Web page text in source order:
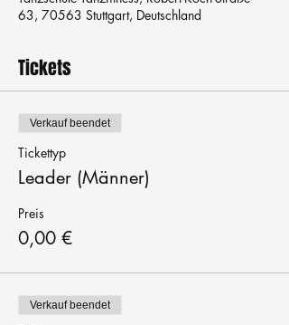
63, 70563 Stuttgart, Deutschland
Tickets
Verkauf beendet
Tickettyp
Leader (Männer)
Preis
0,00 €
Verkauf beendet